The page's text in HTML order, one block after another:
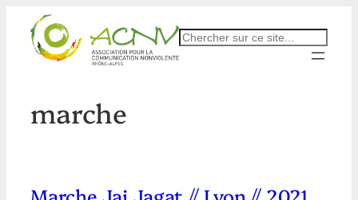
contenu
Rechercher
marche